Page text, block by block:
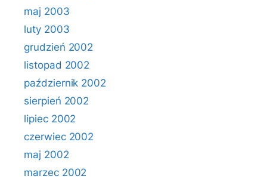
maj 2003
luty 2003
grudzień 2002
listopad 2002
październik 2002
sierpień 2002
lipiec 2002
czerwiec 2002
maj 2002
marzec 2002